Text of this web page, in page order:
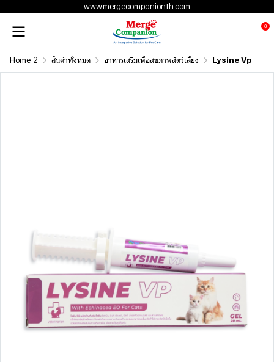
www.mergecompanionth.com
0
Home-2 สินค้าทั้งหมด อาหารเสริมเพื่อสุขภาพสัตว์เลี้ยง Lysine Vp